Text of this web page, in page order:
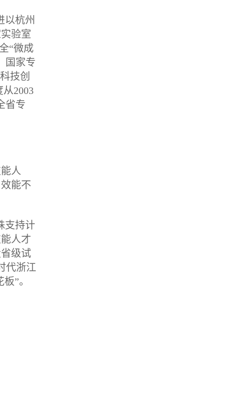
以杭州
验室
“微成
国家专
技创
2003
省专
人
能不
支持计
人才
级试
代浙江
”。